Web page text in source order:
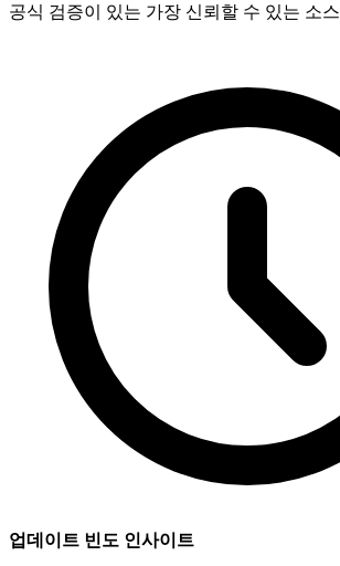
공식 검증이 있는 가장 신뢰할 수 있는 소스
업데이트 빈도 인사이트